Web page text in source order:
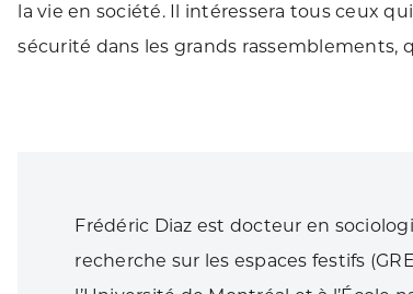
la vie en société. Il intéressera tous ceux
sécurité dans les grands rassemblements,
Frédéric Diaz est docteur en
recherche sur les espaces festifs